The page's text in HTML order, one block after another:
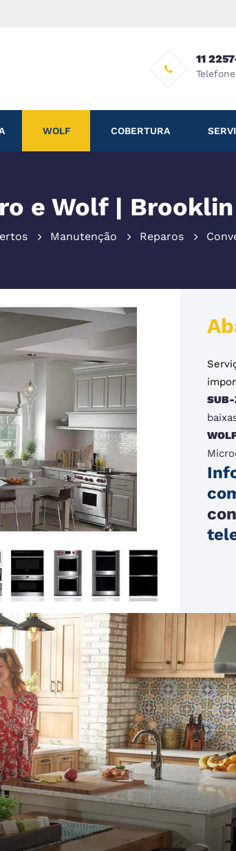
11
Telefone
WOLF COBERTURA
e Wolf |
Manutenção Reparos
SUB-